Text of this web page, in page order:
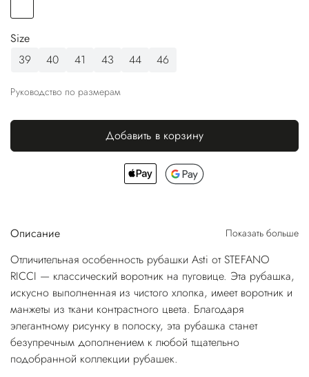
Size
39
40 41 43 44 46
Руководство по размерам
Добавить в корзину
Описание Показать больше
Отличительная особенность рубашки Asti от STEFANO
RICCI — классический воротник на пуговице. Эта рубашка,
искусно выполненная из чистого хлопка, имеет воротник и
манжеты из ткани контрастного цвета. Благодаря
элегантному рисунку в полоску, эта рубашка станет
безупречным дополнением к любой тщательно
подобранной коллекции рубашек.